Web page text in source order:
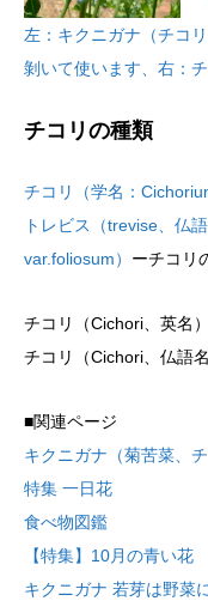
左：キクニガナ（チコ
剝いて使います、右：
チコリの種類
チコリ（学名：
トレビス（trevise、仏
var.foliosum） ーチコリ
チコリ（Cichori、英名
チコリ（Cichori、仏語
■関連ページ
キクニガナ（菊苦菜、
特集 一日花
食べ物図鑑
【特集】10月の青い花
キクニガナ 若芽は野菜